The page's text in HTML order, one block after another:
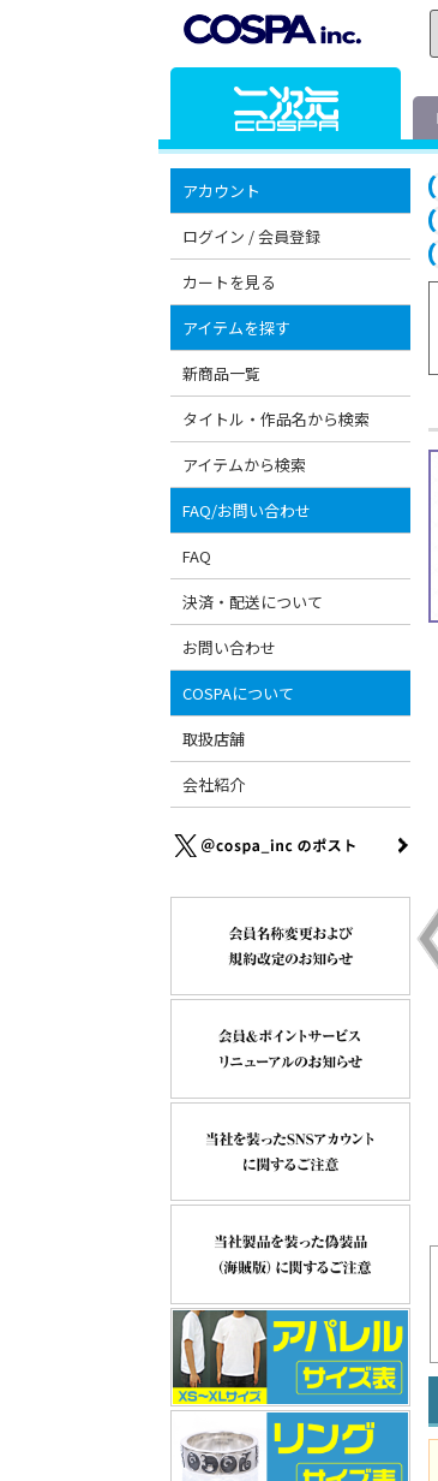
アカウント
ログイン / 会員登録
カートを見る
アイテムを探す
新商品一覧
タイトル・作品名から検索
アイテムから検索
FAQ/お問い合わせ
FAQ
決済・配送について
お問い合わせ
COSPAについて
取扱店舗
会社紹介